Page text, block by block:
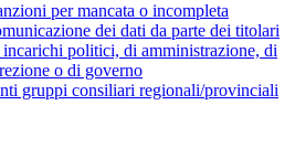
per mancata o incompleta
dei dati da parte dei titolari
politici, di amministrazione, di
o di governo
gruppi consiliari regionali/provinciali